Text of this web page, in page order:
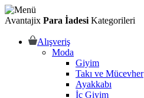
Avantajix Para İadesi Kategorileri
Alışveriş
Moda
Giyim
Takı ve Mücevher
Ayakkabı
İç Giyim